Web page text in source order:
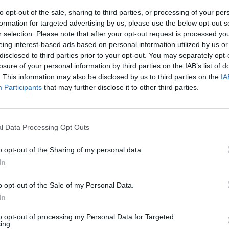
opt-out of the sale, sharing to third parties, or processing of your
for targeted advertising by us, please use the below opt-out
selection. Please note that after your opt-out request is processed
interest-based ads based on personal information utilized by us
to third parties prior to your opt-out. You may separately
of your personal information by third parties on the IAB’s list of
This information may also be disclosed by us to third parties on the
Participants that may further disclose it to other third parties.
Data Processing Opt Outs
opt-out of the Sharing of my personal data.
opt-out of the Sale of my Personal Data.
opt-out of processing my Personal Data for Targeted
di risparmio dei consumatori. Quali risposte” il
Capezzone, intervista il Ministro dell'Ambiente e della
Gilberto Pichetto Fratin. Al centro del colloquio
del Paese, le nuove variabili geopolitiche, la
per rivedere target oppressivi del Green Deal, le
modo strutturale il conto energetico e la politica di
portata avanti dal governo Meloni. Al centro
le potenzialità del ritorno al nucleare,
ha impresso un colpo di acceleratore nelle ultime
come quella imposta da Bruxelles.